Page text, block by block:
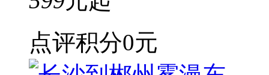
点评积分0元